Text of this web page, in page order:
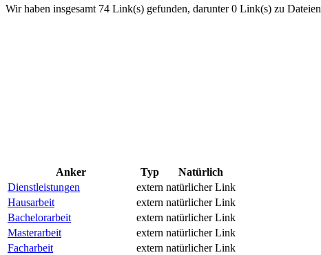
Wir haben insgesamt 74 Link(s) gefunden, darunter 0 Link(s) zu Dateien
Anker Typ
Natürlich
Dienstleistungen
extern natürlicher Link
Hausarbeit
extern natürlicher Link
Bachelorarbeit
extern natürlicher Link
Masterarbeit
extern natürlicher Link
Facharbeit
extern natürlicher Link